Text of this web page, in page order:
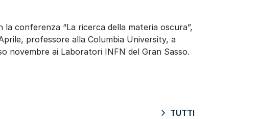
conferenza “La ricerca della materia oscura”,
professore alla Columbia University, a
novembre ai Laboratori INFN del Gran Sasso.
TUTTI